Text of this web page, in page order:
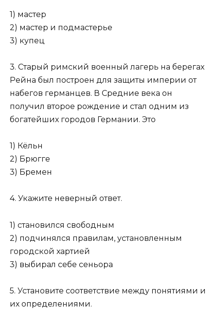
1) мастер
2) мастер и подмастерье
3) купец
3. Старый римский военный лагерь на берегах
Рейна был построен для защиты империи от
набегов германцев. В Средние века он
получил второе рождение и стал одним из
богатей­ших городов Германии. Это
1) Кёльн
2) Брюгге
3) Бремен
4. Укажите неверный ответ.
1) становился свободным
2) подчинялся правилам, установленным
городской хартией
3) выбирал себе сеньора
5. Установите соответствие между понятиями и
их определениями.